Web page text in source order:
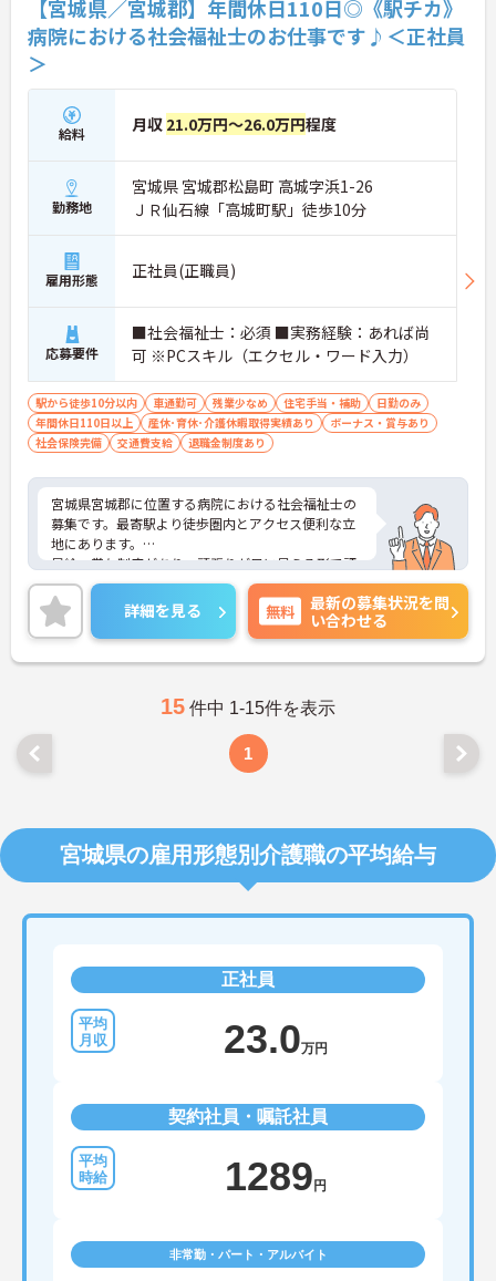
【宮城県／宮城郡】年間休日110日◎《駅チカ》
病院における社会福祉士のお仕事です♪＜正社員
＞
給料 月収 21.0万円～26.0万円程度
勤務地
宮城県 宮城郡松島町 高城字浜1-26
ＪＲ仙石線「高城町駅」徒歩10分
雇用形態 正社員(正職員)
応募要件
■社会福祉士：必須 ■実務経験：あれば尚
可 ※PCスキル（エクセル・ワード入力）
駅から徒歩10分以内 車通勤可 残業少なめ 住宅手当・補助
日勤のみ
年間休日110日以上
産休･育休･介護休暇取得実績あり
ボーナス・賞与あり
社会保険完備
交通費支給 退職金制度あり
宮城県宮城郡に位置する病院における社会福祉士の
募集です。最寄駅より徒歩圏内とアクセス便利な立
地にあります。
昇給・賞与制度があり、頑張りが目に見える形で評
価されるので、モチベーションアップにつながりま
す。休日もしっかりとれるので、メリハリをつけた
働き方ができます。
ご興味のある方には、面接対策ポイントなど、さら
に詳細をお話しいたしますのでお気軽にご相談くだ
詳細を見る 無料
最新の募集状況を問
い合わせる
15 件中 1-15件を表示
1
宮城県の雇用形態別介護職の平均給与
正社員
23.0万円
契約社員・嘱託社員
1289円
非常勤・パート・アルバイト